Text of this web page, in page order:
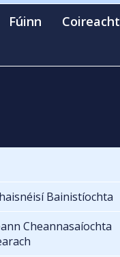
Fúinn Coireacht
Bainistíochta
Cheannasaíochta